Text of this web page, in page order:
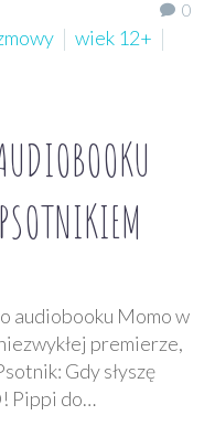
0
wiek 12+
audiobooku Momo w
premierze,
Gdy słyszę
Pippi do…